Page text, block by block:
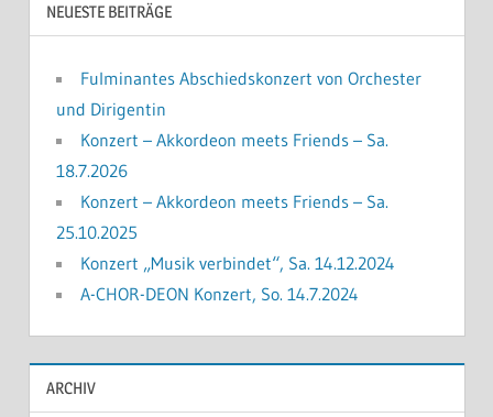
NEUESTE BEITRÄGE
Fulminantes Abschiedskonzert von Orchester
und Dirigentin
Konzert – Akkordeon meets Friends – Sa.
18.7.2026
Konzert – Akkordeon meets Friends – Sa.
25.10.2025
Konzert „Musik verbindet“, Sa. 14.12.2024
A-CHOR-DEON Konzert, So. 14.7.2024
ARCHIV